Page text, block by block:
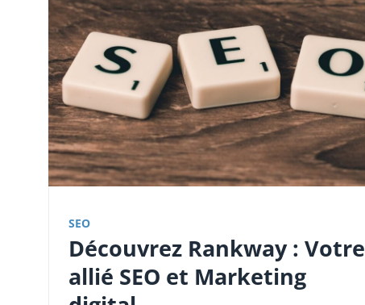
SEO
Découvrez Rankway : Votre
allié SEO et Marketing